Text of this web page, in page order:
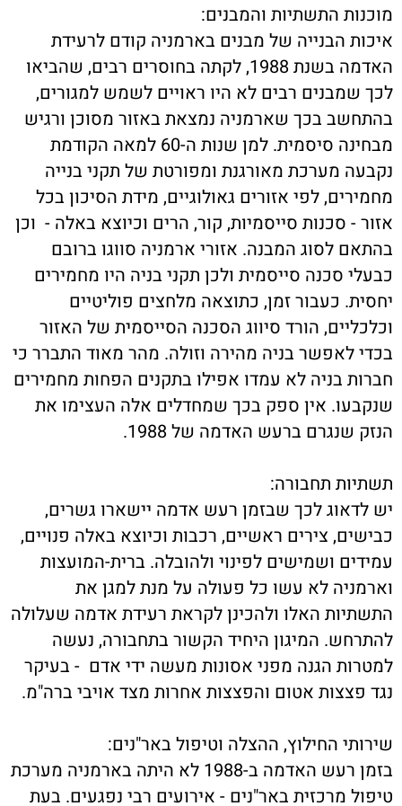
מוכנות התשתיות והמבנים:
איכות הבנייה של מבנים בארמניה קודם לרעידת
האדמה בשנת 1988, לקתה בחוסרים רבים, שהביאו
לכך שמבנים רבים לא היו ראויים לשמש למגורים,
בהתחשב בכך שארמניה נמצאת באזור מסוכן ורגיש
מבחינה סיסמית. למן שנות ה-60 למאה הקודמת
נקבעה מערכת מאורגנת ומפורטת של תקני בנייה
מחמירים, לפי אזורים גאולוגיים, מידת הסיכון בכל
אזור - סכנות סייסמיות, קור, הרים וכיוצא באלה - וכן
בהתאם לסוג המבנה. אזורי ארמניה סווגו ברובם
כבעלי סכנה סייסמית ולכן תקני בניה היו מחמירים
יחסית. כעבור זמן, כתוצאה מלחצים פוליטיים
וכלכליים, הורד סיווג הסכנה הסייסמית של האזור
בכדי לאפשר בניה מהירה וזולה. מהר מאוד התברר כי
חברות בניה לא עמדו אפילו בתקנים הפחות מחמירים
שנקבעו. אין ספק בכך שמחדלים אלה העצימו את
הנזק שנגרם ברעש האדמה של 1988.
תשתיות תחבורה:
יש לדאוג לכך שבזמן רעש אדמה יישארו גשרים,
כבישים, צירים ראשיים, רכבות וכיוצא באלה פנויים,
עמידים ושמישים לפינוי ולהובלה. ברית-המועצות
וארמניה לא עשו כל פעולה על מנת למגן את
התשתיות האלו ולהכינן לקראת רעידת אדמה שעלולה
להתרחש. המיגון היחיד הקשור בתחבורה, נעשה
למטרות הגנה מפני אסונות מעשה ידי אדם - בעיקר
נגד פצצות אטום והפצצות אחרות מצד אויבי ברה"מ.
שירותי החילוץ, ההצלה וטיפול באר"נים:
בזמן רעש האדמה ב-1988 לא היתה בארמניה מערכת
טיפול מרכזית באר"נים - אירועים רבי נפגעים. בעת